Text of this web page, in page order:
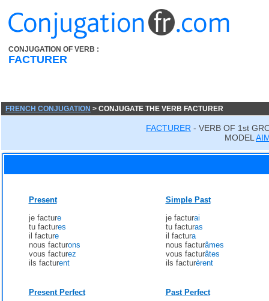
CONJUGATION OF VERB :
FACTURER
FRENCH CONJUGATION > CONJUGATE THE VERB FACTURER
FACTURER - VERB OF 1st
MODEL
Present
je facture
tu factures
il facture
nous facturons
vous facturez
ils facturent
Simple Past
je facturai
tu facturas
il factura
nous facturâmes
vous facturâtes
ils facturèrent
Present Perfect
Past Perfect